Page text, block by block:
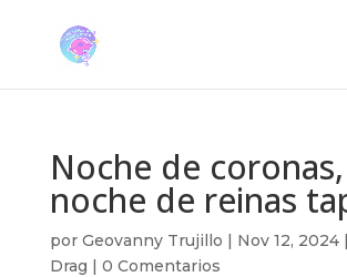
Noche de
noche de reinas
por Geovanny Trujillo | Nov 12, 2024|
Drag | 0 Comentarios